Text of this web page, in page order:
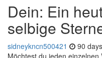
Dein: Ein
selbige
sidneykncn500421 90
Möchtest du jeden